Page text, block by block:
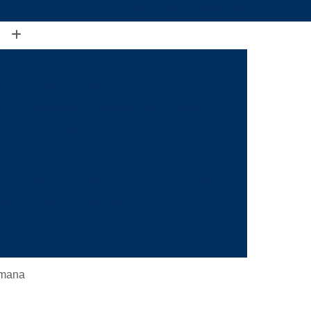
Checklist de Fiscalização de Obra